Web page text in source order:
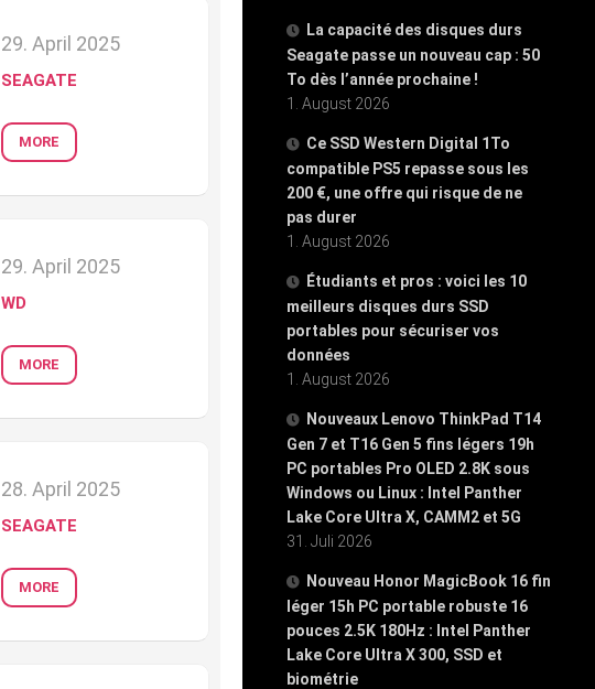
La capacité des disques durs
Seagate passe un nouveau cap : 50
To dès l’année prochaine !
1. August 2026
Ce SSD Western Digital 1To
compatible PS5 repasse sous les
200 €, une offre qui risque de ne
pas durer
1. August 2026
Étudiants et pros : voici les 10
meilleurs disques durs SSD
portables pour sécuriser vos
données
1. August 2026
Nouveaux Lenovo ThinkPad T14
Gen 7 et T16 Gen 5 fins légers 19h
PC portables Pro OLED 2.8K sous
Windows ou Linux : Intel Panther
Lake Core Ultra X, CAMM2 et 5G
31. Juli 2026
Nouveau Honor MagicBook 16 fin
léger 15h PC portable robuste 16
pouces 2.5K 180Hz : Intel Panther
Lake Core Ultra X 300, SSD et
biométrie
29. April 2025
SEAGATE
MORE
29. April 2025
WD
MORE
28. April 2025
SEAGATE
MORE